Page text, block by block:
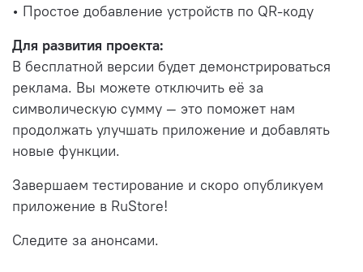
• Простое добавление устройств по QR-коду
Для развития проекта:
В бесплатной версии будет демонстрироваться
реклама. Вы можете отключить её за
символическую сумму — это поможет нам
продолжать улучшать приложение и добавлять
новые функции.
Завершаем тестирование и скоро опубликуем
приложение в RuStore!
Следите за анонсами.